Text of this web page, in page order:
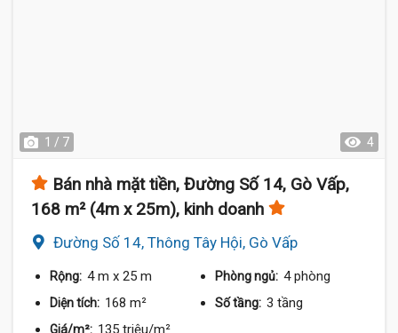
1 / 7 4
Bán nhà mặt tiền, Đường Số 14, Gò Vấp,
168 m² (4m x 25m), kinh doanh
Đường Số 14, Thông Tây Hội, Gò Vấp
Rộng: 4 m x 25 m Phòng ngủ: 4 phòng
Diện tích: 168 m² Số tầng: 3 tầng
Giá/m²: 135 triệu/m²